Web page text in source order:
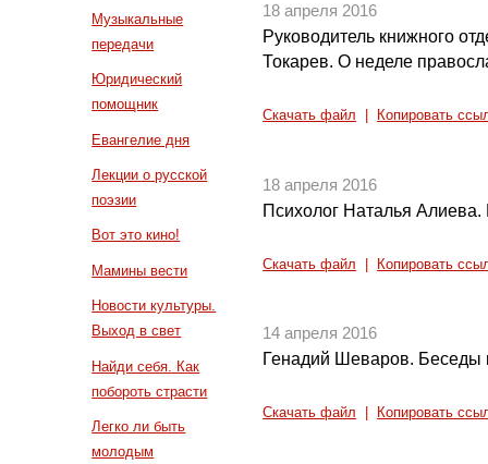
Музыкальные
передачи
Юридический
помощник
Евангелие дня
Лекции о русской
поэзии
Вот это кино!
Мамины вести
Новости культуры.
Выход в свет
Найди себя. Как
побороть страсти
Легко ли быть
молодым
18 апреля 2016
Руководитель книжного
Токарев. О неделе
Скачать файл Копировать
18 апреля 2016
Психолог Наталья Алиева.
Скачать файл Копировать
14 апреля 2016
Генадий Шеваров. Беседы
Скачать файл Копировать